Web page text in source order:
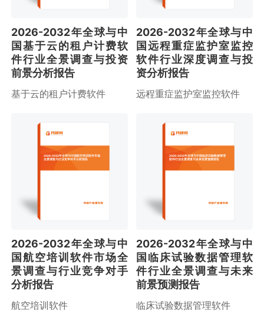
2026-2032年全球与中
国基于云的租户计费软
件行业全景调查与投资
前景分析报告
基于云的租户计费软件
2026-2032年全球与中
国远程重症监护室监控
软件行业深度调查与投
资分析报告
远程重症监护室监控软件
2026-2032年全球与中国航空培训软件市场
全景调查与行业竞争对手分析报告
2026-2032年全球与中
国航空培训软件市场全
景调查与行业竞争对手
分析报告
航空培训软件
2026-2032年全球与中国临床试验数据管理
软件行业全景调查与未来前景预测报告
2026-2032年全球与中
国临床试验数据管理软
件行业全景调查与未来
前景预测报告
临床试验数据管理软件